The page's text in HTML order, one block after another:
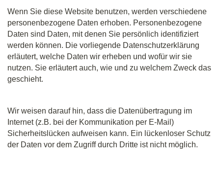
Wenn Sie diese Website benutzen, werden verschiedene
personenbezogene Daten erhoben. Personenbezogene
Daten sind Daten, mit denen Sie persönlich identifiziert
werden können. Die vorliegende Datenschutzerklärung
erläutert, welche Daten wir erheben und wofür wir sie
nutzen. Sie erläutert auch, wie und zu welchem Zweck das
geschieht.
Wir weisen darauf hin, dass die Datenübertragung im
Internet (z.B. bei der Kommunikation per E-Mail)
Sicherheitslücken aufweisen kann. Ein lückenloser Schutz
der Daten vor dem Zugriff durch Dritte ist nicht möglich.